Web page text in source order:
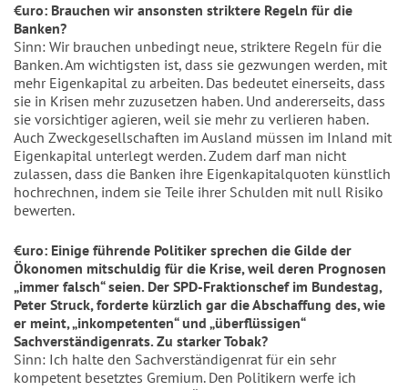
€uro: Brauchen wir ansonsten striktere Regeln für die
Banken?
Sinn: Wir brauchen unbedingt neue, striktere Regeln für die
Banken. Am wichtigsten ist, dass sie gezwungen werden, mit
mehr Eigenkapital zu arbeiten. Das bedeutet einerseits, dass
sie in Krisen mehr zuzusetzen haben. Und andererseits, dass
sie vorsichtiger agieren, weil sie mehr zu verlieren haben.
Auch Zweckgesellschaften im Ausland müssen im Inland mit
Eigenkapital unterlegt werden. Zudem darf man nicht
zulassen, dass die Banken ihre Eigenkapitalquoten künstlich
hochrechnen, indem sie Teile ihrer Schulden mit null Risiko
bewerten.
€uro: Einige führende Politiker sprechen die Gilde der
Ökonomen mitschuldig für die Krise, weil deren Prognosen
„immer falsch“ seien. Der SPD-Fraktionschef im Bundestag,
Peter Struck, forderte kürzlich gar die Abschaffung des, wie
er meint, „inkompetenten“ und „überflüssigen“
Sachverständigenrats. Zu starker Tobak?
Sinn: Ich halte den Sachverständigenrat für ein sehr
kompetent besetztes Gremium. Den Politikern werfe ich